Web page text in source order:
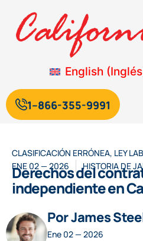
English (Inglés
1--866-355-9991
CLASIFICACIÓN ERRÓNEA, LEY
ENE 02 — 2026
HISTORIA DE
Derechos del
independiente en
Por James
Ene 02 — 2026